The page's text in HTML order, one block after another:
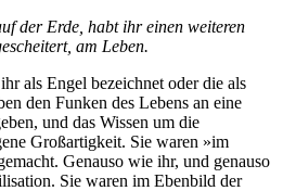
der Erde, habt ihr einen weiteren
am Leben.
als Engel bezeichnet oder die als
den Funken des Lebens an eine
und das Wissen um die
Großartigkeit. Sie waren »im
Genauso wie ihr, und genauso
Sie waren im Ebenbild der